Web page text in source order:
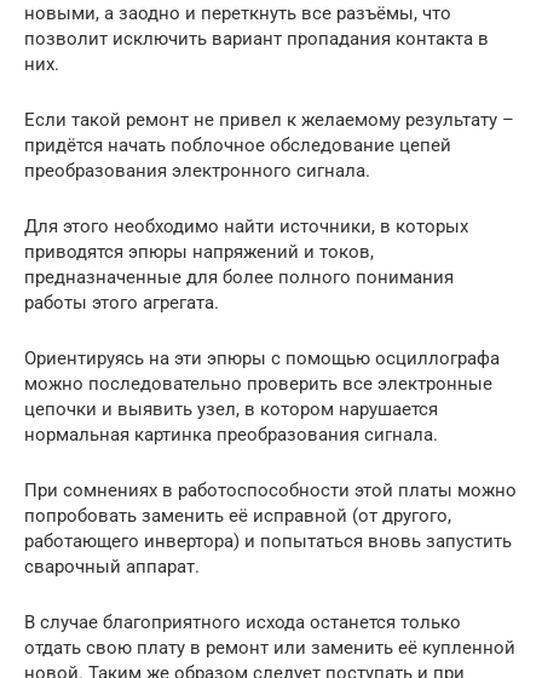
новыми, а заодно и переткнуть все разъёмы, что
позволит исключить вариант пропадания контакта в
них.
Если такой ремонт не привел к желаемому результату –
придётся начать поблочное обследование цепей
преобразования электронного сигнала.
Для этого необходимо найти источники, в которых
приводятся эпюры напряжений и токов,
предназначенные для более полного понимания
работы этого агрегата.
Ориентируясь на эти эпюры с помощью осциллографа
можно последовательно проверить все электронные
цепочки и выявить узел, в котором нарушается
нормальная картинка преобразования сигнала.
При сомнениях в работоспособности этой платы можно
попробовать заменить её исправной (от другого,
работающего инвертора) и попытаться вновь запустить
сварочный аппарат.
В случае благоприятного исхода останется только
отдать свою плату в ремонт или заменить её купленной
новой. Таким же образом следует поступать и при